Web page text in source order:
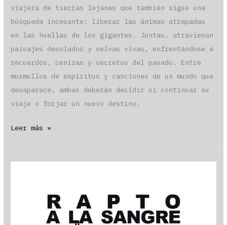
viajera de tierras lejanas que también sigue una
búsqueda incesante: liberar las ánimas atrapadas
en las huellas de los gigantes. Juntas, atraviesan
paisajes desolados y selvas vivas, enfrentándose a
recuerdos, cenizas y secretos del pasado. Entre
murmullos de espíritus y canciones de un mundo que
desaparece, ambas deberán decidir si continuar su
viaje o forjar un nuevo destino.
«El
Leer más »